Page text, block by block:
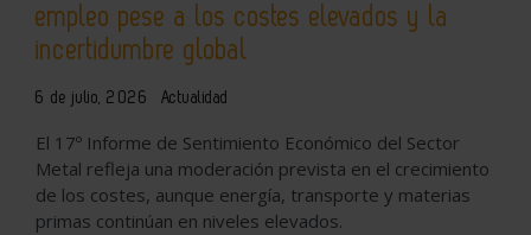
empleo pese a los costes elevados y la
incertidumbre global
6 de julio, 2026 Actualidad
El 17º Informe de Sentimiento Económico del Sector
Metal refleja una moderación prevista en el crecimiento
de los costes, aunque energía, transporte y materias
primas continúan en niveles elevados.